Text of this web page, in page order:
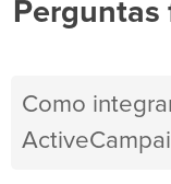
Como